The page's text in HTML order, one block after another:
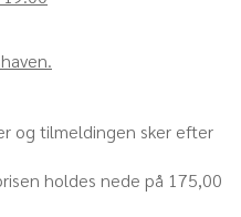
og tilmeldingen sker efter
holdes nede på 175,00